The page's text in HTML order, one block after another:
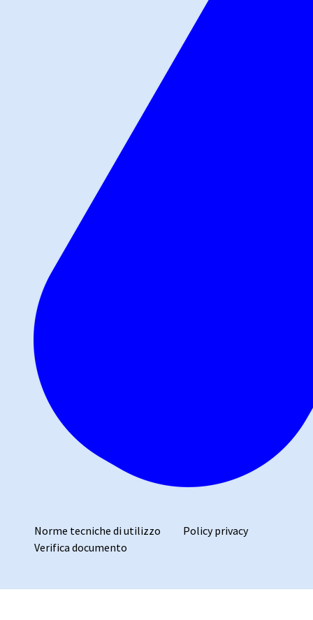
Norme tecniche di utilizzo
Policy privacy
Verifica documento